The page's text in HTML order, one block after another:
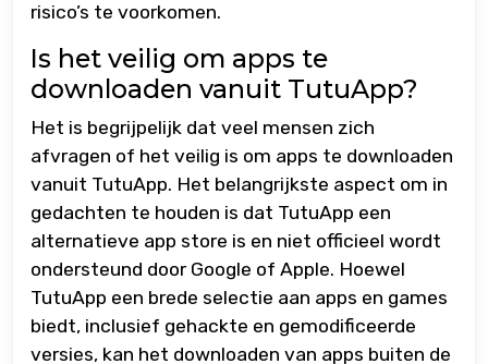
risico’s te voorkomen.
Is het veilig om apps te
downloaden vanuit TutuApp?
Het is begrijpelijk dat veel mensen zich
afvragen of het veilig is om apps te downloaden
vanuit TutuApp. Het belangrijkste aspect om in
gedachten te houden is dat TutuApp een
alternatieve app store is en niet officieel wordt
ondersteund door Google of Apple. Hoewel
TutuApp een brede selectie aan apps en games
biedt, inclusief gehackte en gemodificeerde
versies, kan het downloaden van apps buiten de